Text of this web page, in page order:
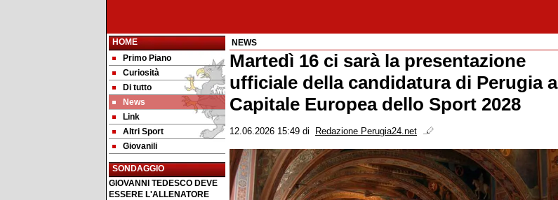
HOME
Primo Piano
Curiosità
Di tutto
News
Link
Altri Sport
Giovanili
SONDAGGIO
GIOVANNI TEDESCO DEVE
ESSERE L'ALLENATORE
NEWS
Martedì 16 ci sarà la presentazione
ufficiale della candidatura di Perugia a
Capitale Europea dello Sport 2028
12.06.2026 15:49 di Redazione Perugia24.net